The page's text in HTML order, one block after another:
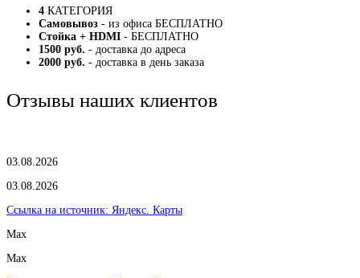
4 КАТЕГОРИЯ
Самовывоз - из офиса БЕСПЛАТНО
Стойка + HDMI - БЕСПЛАТНО
1500 руб. - доставка до адреса
2000 руб. - доставка в день заказа
Отзывы наших клиентов
03.08.2026
03.08.2026
Ссылка на источник: Яндекс. Карты
Max
Max